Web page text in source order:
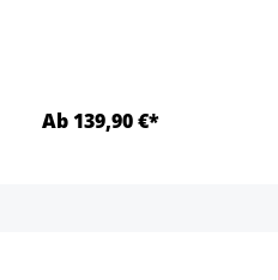
Ab 139,90 €*